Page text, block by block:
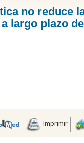
no reduce
largo plazo
Imprimir